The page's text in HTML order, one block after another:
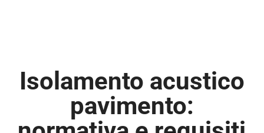
Isolamento acustico
pavimento: